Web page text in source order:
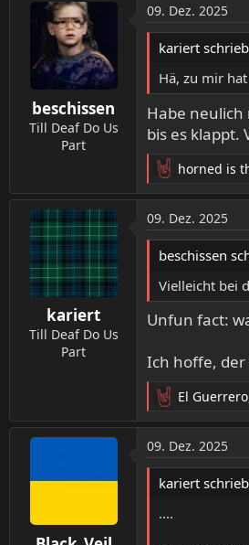
beschissen
Till Deaf Do Us
Part
09. Dez. 2025
kariert
Hä, zu mir
Habe neulich
bis es klappt.
R
e
a
k
t
o
n
e
horned is
kariert
Till Deaf Do Us
Part
09. Dez. 2025
beschissen
Vielleicht bei
Unfun fact:
Ich hoffe,
R
e
a
k
t
El Guerrero
09. Dez. 2025
kariert
....